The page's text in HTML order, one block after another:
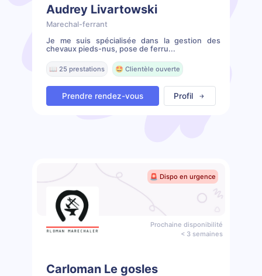
Audrey Livartowski
Marechal-ferrant
Je me suis spécialisée dans la gestion des
chevaux pieds-nus, pose de ferru...
📖 25 prestations 🤩 Clientèle ouverte
Prendre rendez-vous Profil
🚨 Dispo en urgence
Prochaine disponibilité
< 3 semaines
Carloman Le gosles